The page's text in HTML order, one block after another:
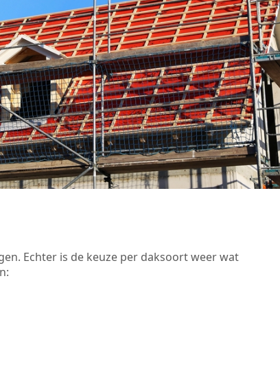
Echter is de keuze per daksoort weer wat